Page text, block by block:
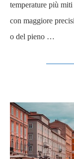
temperature più
con maggiore
o del pieno …